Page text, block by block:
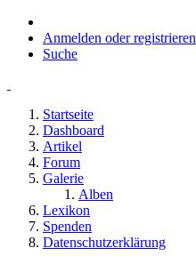
Anmelden oder registrieren
Suche
Startseite
Dashboard
Artikel
Forum
Galerie
Alben
Lexikon
Spenden
Datenschutzerklärung